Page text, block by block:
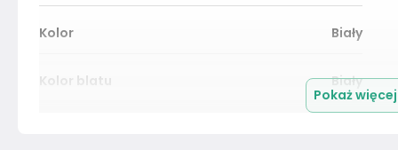
Kolor Biały
Kolor blatu Biały
Pokaż